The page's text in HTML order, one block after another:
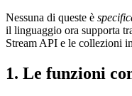
Nessuna di queste è
il linguaggio ora supporta
Stream API e le collezioni
1. Le funzioni